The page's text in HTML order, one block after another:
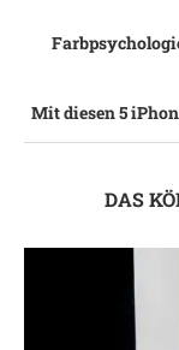
Mit diesen 5
DAS